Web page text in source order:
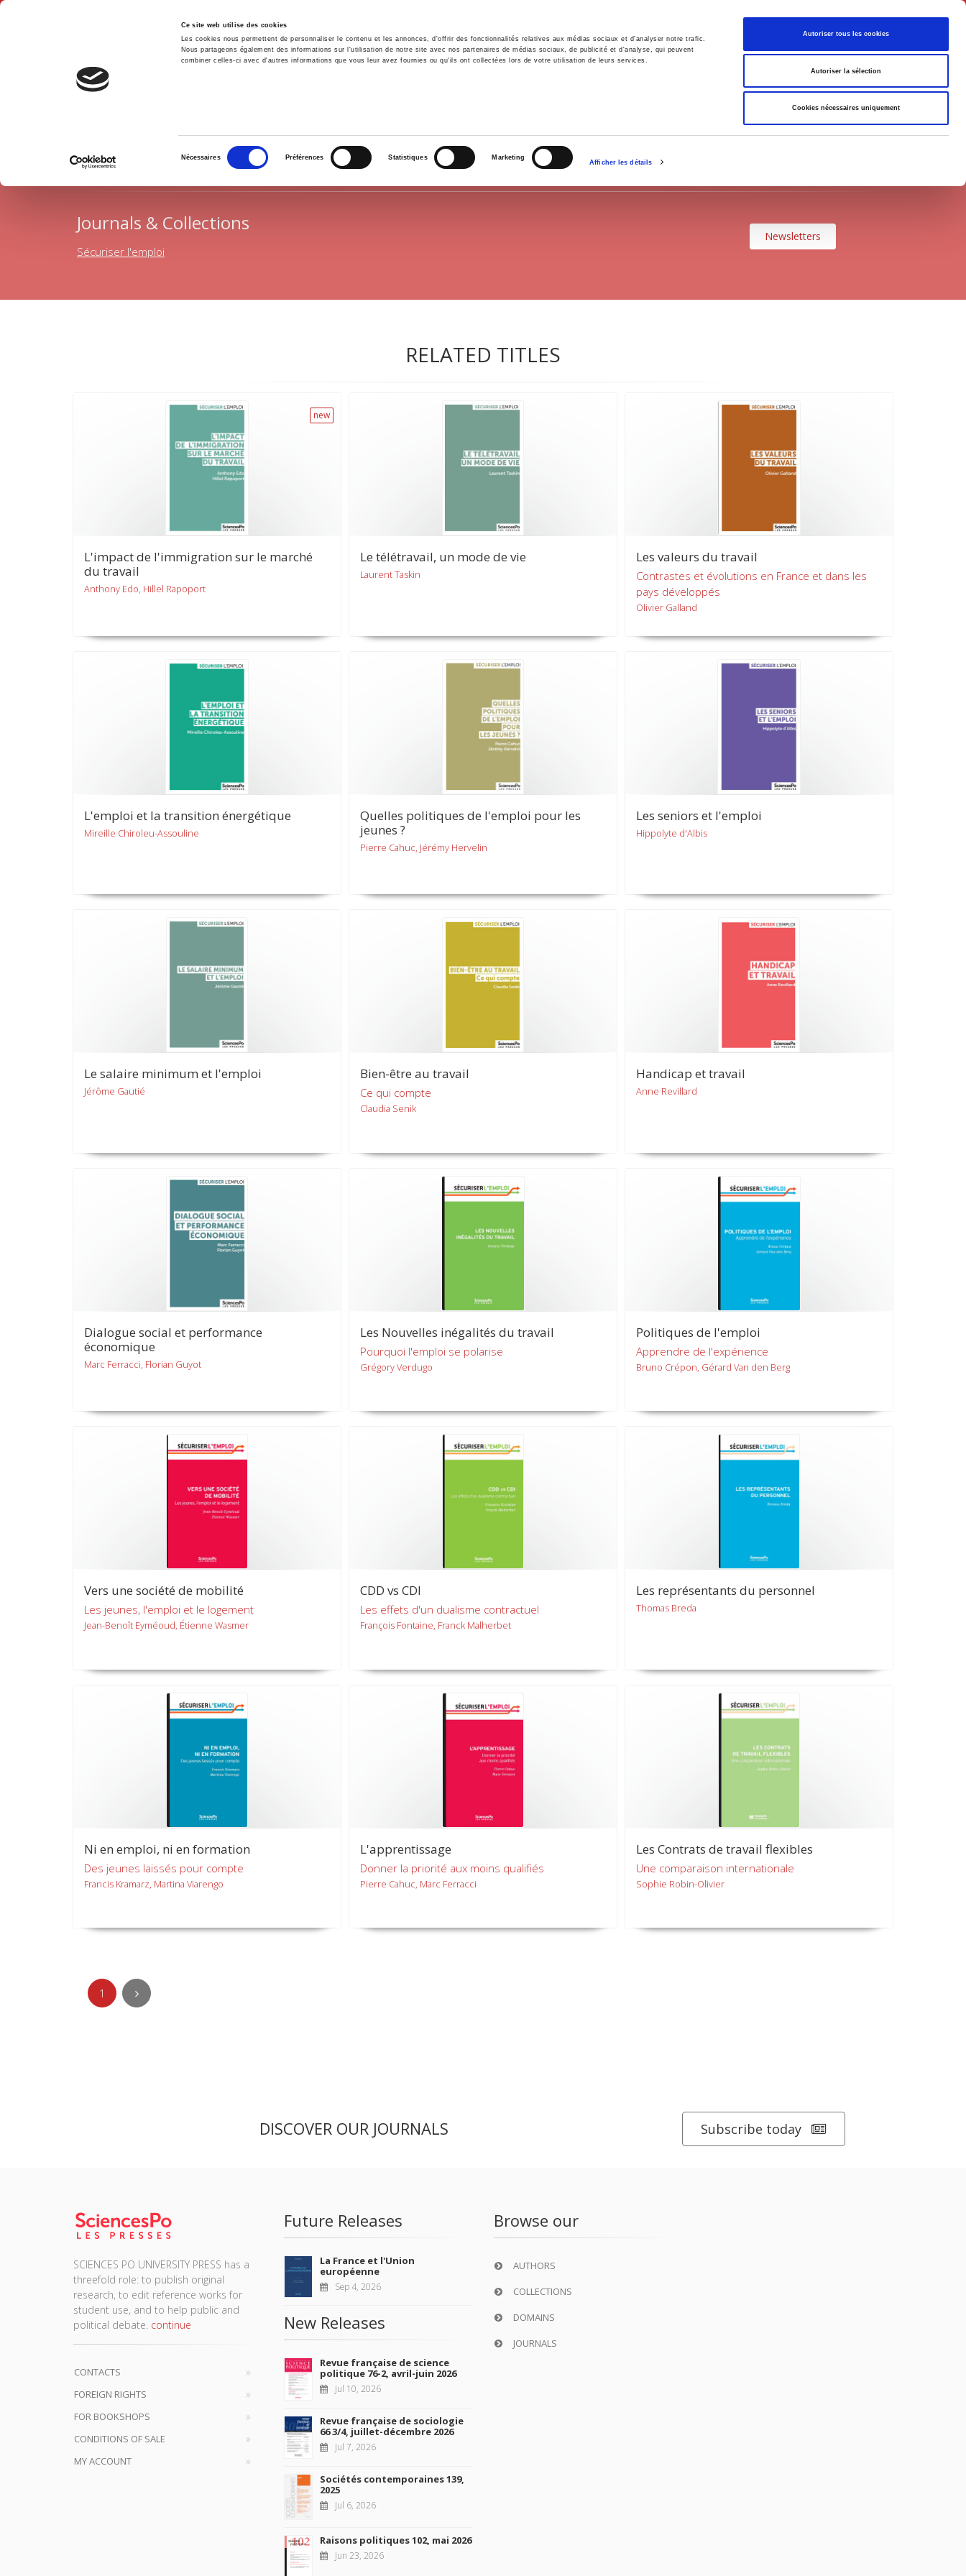
Ce site web utilise des cookies
Les cookies nous permettent de personnaliser le contenu et les annonces, d'offrir des fonctionnalités relatives aux médias sociaux et d'analyser notre trafic.
Nous partageons également des informations sur l'utilisation de notre site avec nos partenaires de médias sociaux, de publicité et d'analyse, qui peuvent
combiner celles-ci avec d'autres informations que vous leur avez fournies ou qu'ils ont collectées lors de votre utilisation de leurs services.
consentement
Nécessaires Préférences Statistiques Marketing
Afficher les détails
Autoriser tous les cookies
Autoriser la sélection
Cookies nécessaires uniquement
English
Home Environment History International Politics
EMPLOYMENT
Journals & Collections
Sécuriser l'emploi
Newsletters
RELATED TITLES
new
L'impact de l'immigration sur le marché
du travail
Anthony Edo, Hillel Rapoport
Le télétravail, un mode de vie
Laurent Taskin
Les valeurs du travail
Contrastes et évolutions en France et dans les
pays développés
Olivier Galland
L'emploi et la transition énergétique
Mireille Chiroleu-Assouline
Quelles politiques de l'emploi pour les
jeunes ?
Pierre Cahuc, Jérémy Hervelin
Les seniors et l'emploi
Hippolyte d'Albis
Le salaire minimum et l'emploi
Jérôme Gautié
Bien-être au travail
Ce qui compte
Claudia Senik
Handicap et travail
Anne Revillard
Dialogue social et performance
économique
Marc Ferracci, Florian Guyot
Les Nouvelles inégalités du travail
Pourquoi l'emploi se polarise
Grégory Verdugo
Politiques de l'emploi
Apprendre de l'expérience
Bruno Crépon, Gérard Van den Berg
Vers une société de mobilité
Les jeunes, l'emploi et le logement
Jean-Benoît Eyméoud, Étienne Wasmer
CDD vs CDI
Les effets d'un dualisme contractuel
François Fontaine, Franck Malherbet
Les représentants du personnel
Thomas Breda
Ni en emploi, ni en formation
Des jeunes laissés pour compte
Francis Kramarz, Martina Viarengo
L'apprentissage
Donner la priorité aux moins qualifiés
Pierre Cahuc, Marc Ferracci
Les Contrats de travail flexibles
Une comparaison internationale
Sophie Robin-Olivier
1
DISCOVER OUR JOURNALS Subscribe today
SCIENCES PO UNIVERSITY PRESS has a
threefold role: to publish original
research, to edit reference works for
student use, and to help public and
political debate. continue
CONTACTS
FOREIGN RIGHTS
FOR BOOKSHOPS
CONDITIONS OF SALE
MY ACCOUNT
Future Releases
La France et l'Union
européenne
Sep 4, 2026
New Releases
Revue française de science
politique 76-2, avril-juin 2026
Jul 10, 2026
Revue française de sociologie
66 3/4, juillet-décembre 2026
Jul 7, 2026
Sociétés contemporaines 139,
2025
Jul 6, 2026
Raisons politiques 102, mai 2026
Jun 23, 2026
Browse our
AUTHORS
COLLECTIONS
DOMAINS
JOURNALS